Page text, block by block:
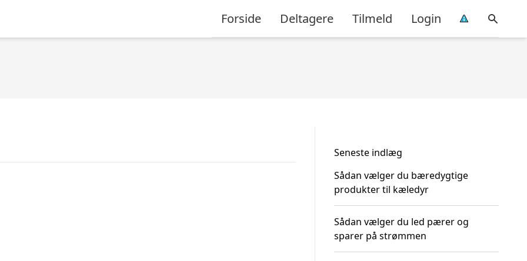
Forside Deltagere Tilmeld Login
Seneste indlæg
Sådan vælger du bæredygtige
produkter til kæledyr
Sådan vælger du led pærer og
sparer på strømmen